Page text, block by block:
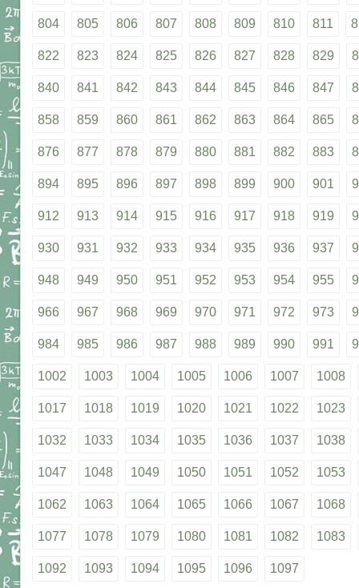
804 805 806 807 808 809 810 811
822 823 824 825 826 827 828 829
840 841 842 843 844 845 846 847
858 859 860 861 862 863 864 865
876 877 878 879 880 881 882 883
894 895 896 897 898 899 900 901
912 913 914 915 916 917 918 919
930 931 932 933 934 935 936 937
948 949 950 951 952 953 954 955
966 967 968 969 970 971 972 973
984 985 986 987 988 989 990 991
1002 1003 1004 1005 1006 1007 1008
1017 1018 1019 1020 1021 1022 1023
1032 1033 1034 1035 1036 1037 1038
1047 1048 1049 1050 1051 1052 1053
1062 1063 1064 1065 1066 1067 1068
1077 1078 1079 1080 1081 1082 1083
1092 1093 1094 1095 1096 1097